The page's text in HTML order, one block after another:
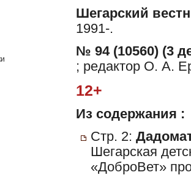
Шегарский
1991-.
№ 94 (10560) (3
; редактор О. А.
12+
Из содержания :
Стр. 2:
Шегарская
«ДоброВет»